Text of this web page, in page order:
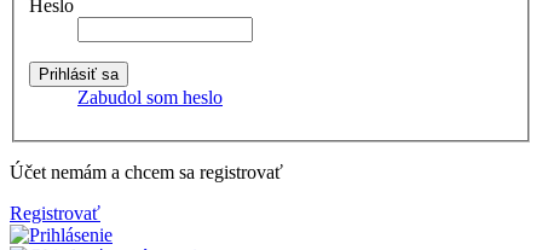
Heslo
Zabudol som heslo
Účet nemám a chcem sa registrovať
Registrovať